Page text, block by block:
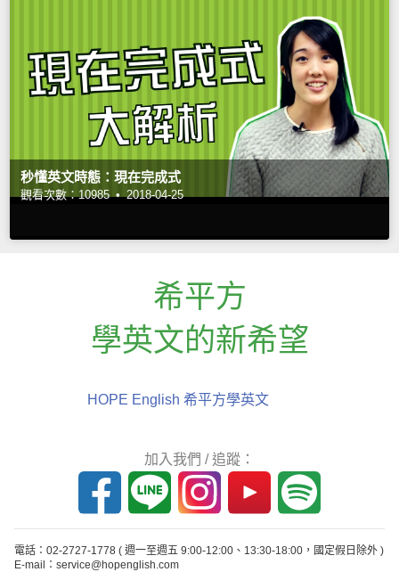
秒懂英文時態：現在完成式
觀看次數：10985 • 2018-04-25
希平方
學英文的新希望
HOPE English 希平方學英文
加入我們 / 追蹤：
電話：02-2727-1778 ( 週一至週五 9:00-12:00、13:30-18:00，國定假日除外 )
E-mail：service@hopenglish.com